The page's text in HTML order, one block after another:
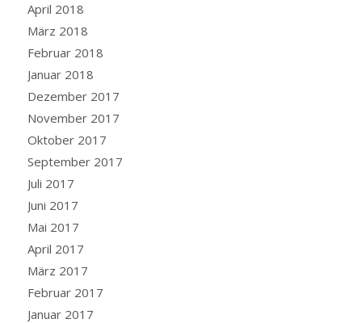
April 2018
März 2018
Februar 2018
Januar 2018
Dezember 2017
November 2017
Oktober 2017
September 2017
Juli 2017
Juni 2017
Mai 2017
April 2017
März 2017
Februar 2017
Januar 2017